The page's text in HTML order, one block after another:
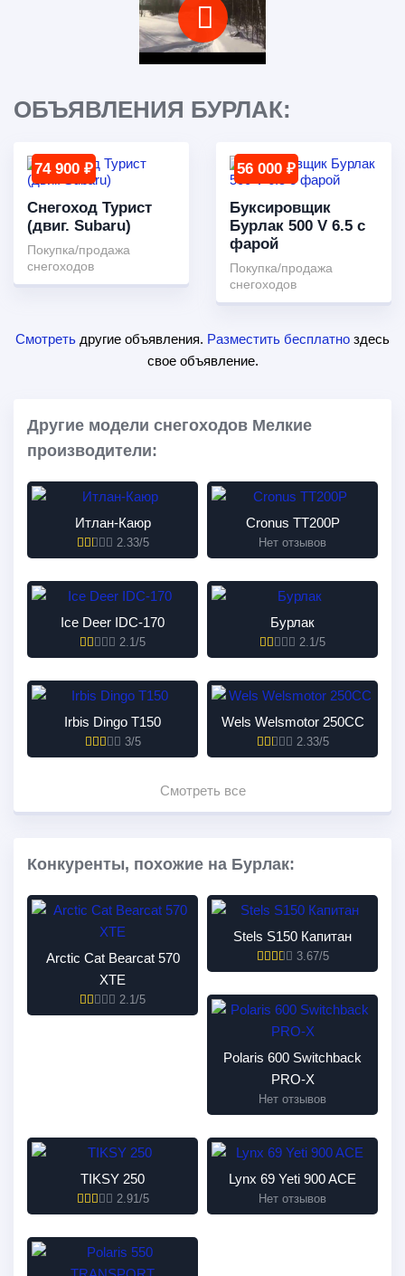
ОБЪЯВЛЕНИЯ БУРЛАК:
74 900 ₽
Снегоход Турист
(двиг. Subaru)
Покупка/продажа
снегоходов
56 000 ₽
Буксировщик
Бурлак 500 V 6.5 с
фарой
Покупка/продажа
снегоходов
Смотреть другие объявления. Разместить бесплатно здесь
свое объявление.
Другие модели снегоходов Мелкие
производители:
Итлан-Каюр
2.33/5
Cronus TT200P
Нет отзывов
Ice Deer IDC-170
2.1/5
Бурлак
2.1/5
Irbis Dingo T150
3/5
Wels Welsmotor 250CC
2.33/5
Смотреть все
Конкуренты, похожие на Бурлак:
Arctic Cat Bearcat 570
XTE
2.1/5
Stels S150 Капитан
3.67/5
Polaris 600 Switchback
PRO-X
Нет отзывов
TIKSY 250
2.91/5
Lynx 69 Yeti 900 ACE
Нет отзывов